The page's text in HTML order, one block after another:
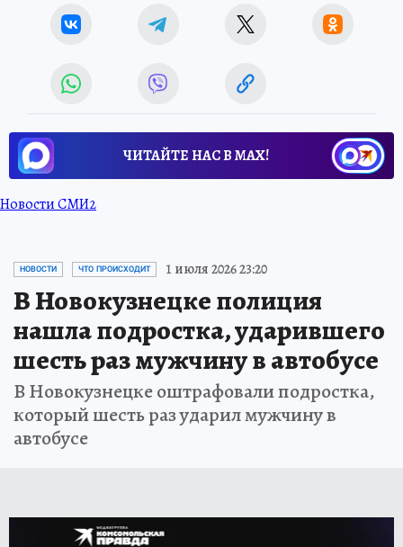
ЧИТАЙТЕ НАС В МАХ!
Новости СМИ2
НОВОСТИ ЧТО ПРОИСХОДИТ 1 июля 2026 23:20
В Новокузнецке полиция
нашла подростка, ударившего
шесть раз мужчину в автобусе
В Новокузнецке оштрафовали подростка,
который шесть раз ударил мужчину в
автобусе